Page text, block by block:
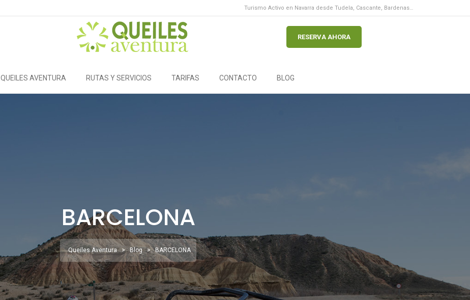
Turismo Activo en Navarra desde Tudela, Cascante, Bardenas…
RESERVA AHORA
QUEILES AVENTURA RUTAS Y SERVICIOS TARIFAS CONTACTO BLOG
BARCELONA
Queiles Aventura > Blog > BARCELONA